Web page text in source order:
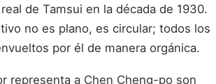
de Tamsui en la década de 1930.
no es plano, es circular; todos los
por él de manera orgánica.
representa a Chen Cheng-po son